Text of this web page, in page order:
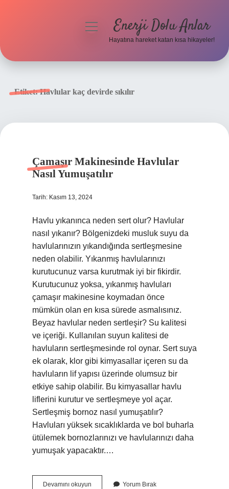
menüyüEnerji Dolu Anlar
Hayatına hareket katan kısa hikayeler!
Etiket:Havlular kaç devirde sıkılır
Çamaşır Makinesinde Havlular
Nasıl Yumuşatılır
Tarih: Kasım 13, 2024
Havlu yıkanınca neden sert olur? Havlular
nasıl yıkanır? Bölgenizdeki musluk suyu da
havlularınızın yıkandığında sertleşmesine
neden olabilir. Yıkanmış havlularınızı
kurutucunuz varsa kurutmak iyi bir fikirdir.
Kurutucunuz yoksa, yıkanmış havluları
çamaşır makinesine koymadan önce
mümkün olan en kısa sürede asmalısınız.
Beyaz havlular neden sertleşir? Su kalitesi
ve içeriği. Kullanılan suyun kalitesi de
havluların sertleşmesinde rol oynar. Sert suya
ek olarak, klor gibi kimyasallar içeren su da
havluların lif yapısı üzerinde olumsuz bir
etkiye sahip olabilir. Bu kimyasallar havlu
liflerini kurutur ve sertleşmeye yol açar.
Sertleşmiş bornoz nasıl yumuşatılır?
Havluları yüksek sıcaklıklarda ve bol buharla
ütülemek bornozlarınızı ve havlularınızı daha
yumuşak yapacaktır.…
Devamını okuyun Çamaşır
Yorum Bırak